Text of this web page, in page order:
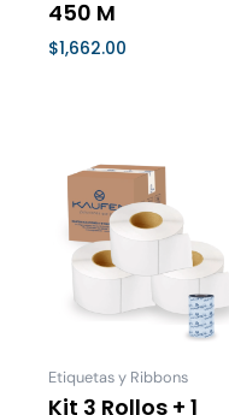
450 M
$1,662.00
Etiquetas y Ribbons
Kit 3 Rollos + 1